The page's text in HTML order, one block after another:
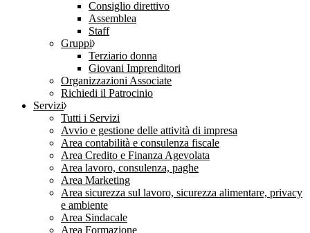
Consiglio direttivo
Assemblea
Staff
Gruppi
Terziario donna
Giovani Imprenditori
Organizzazioni Associate
Richiedi il Patrocinio
Servizi
Tutti i Servizi
Avvio e gestione delle attività di impresa
Area contabilità e consulenza fiscale
Area Credito e Finanza Agevolata
Area lavoro, consulenza, paghe
Area Marketing
Area sicurezza sul lavoro, sicurezza alimentare, privacy
e ambiente
Area Sindacale
Area Formazione